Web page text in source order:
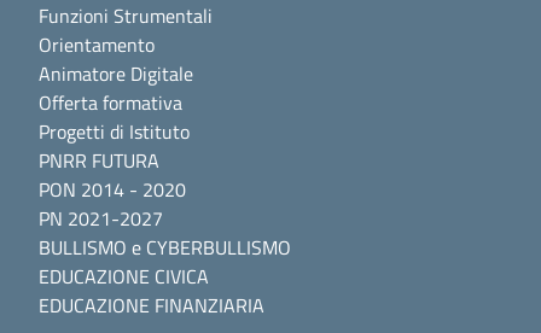
Funzioni Strumentali
Orientamento
Animatore Digitale
Offerta formativa
Progetti di Istituto
PNRR FUTURA
PON 2014 - 2020
PN 2021-2027
BULLISMO e CYBERBULLISMO
EDUCAZIONE CIVICA
EDUCAZIONE FINANZIARIA